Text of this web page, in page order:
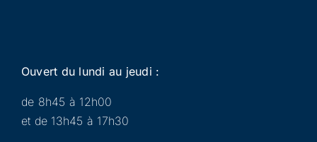
Ouvert du lundi au jeudi :
de 8h45 à 12h00
et de 13h45 à 17h30